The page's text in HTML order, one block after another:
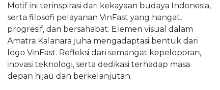
Motif ini terinspirasi dari kekayaan budaya Indonesia,
serta filosofi pelayanan VinFast yang hangat,
progresif, dan bersahabat. Elemen visual dalam
Amatra Kalanara juha mengadaptasi bentuk dari
logo VinFast. Refleksi dari semangat kepeloporan,
inovasi teknologi, serta dedikasi terhadap masa
depan hijau dan berkelanjutan.